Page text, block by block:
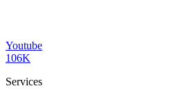
Youtube
106K
Services